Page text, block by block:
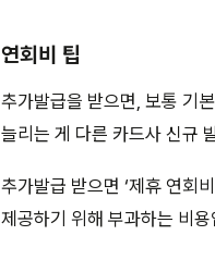
연회비 팁
추가발급을 받으면, 보통 기
늘리는 게 다른 카드사 신규
추가발급 받으면 ‘제휴 연회
제공하기 위해 부과하는 비